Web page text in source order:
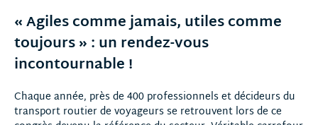
« Agiles comme jamais, utiles comme
toujours » : un rendez-vous
incontournable !
Chaque année, près de 400 professionnels et décideurs du
transport routier de voyageurs se retrouvent lors de ce